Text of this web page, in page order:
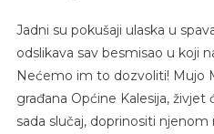
Jadni su pokušaji ulaska u
odslikava sav besmisao u koji
Nećemo im to dozvoliti! Mujo
građana Općine Kalesija, živjet
sada slučaj, doprinositi